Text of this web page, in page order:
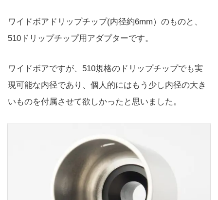
ワイドボアドリップチップ(内径約6mm）のものと、
510ドリップチップ用アダプターです。
ワイドボアですが、510規格のドリップチップでも実
現可能な内径であり、個人的にはもう少し内径の大き
いものを付属させて欲しかったと思いました。